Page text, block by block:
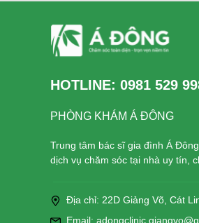
HOTLINE: 0981 529
PHÒNG KHÁM Á ĐÔNG
Trung tâm bác sĩ gia đình Á
dịch vụ chăm sóc tại nhà uy tín,
Địa chỉ: 22D Giảng Võ, Cát
Email: